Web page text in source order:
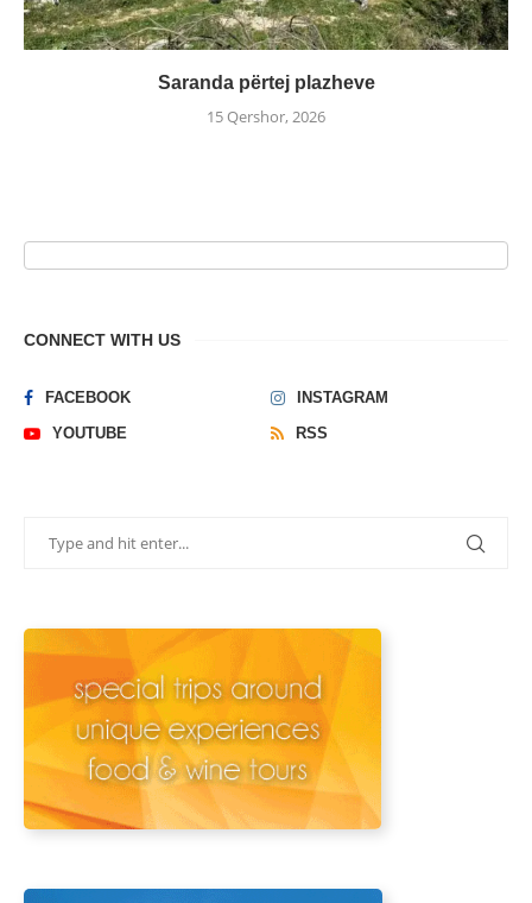
Saranda përtej plazheve
15 Qershor, 2026
CONNECT WITH US
FACEBOOK
INSTAGRAM
YOUTUBE
RSS